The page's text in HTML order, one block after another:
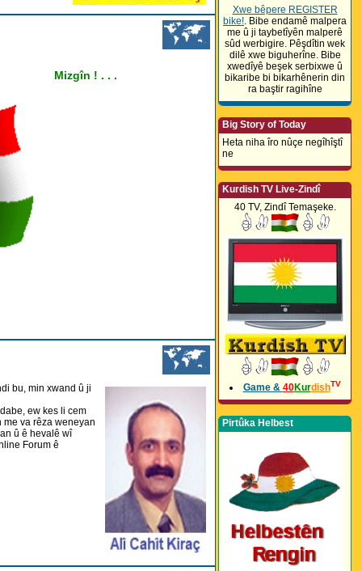
bu, min xwand û ji
ew kes li cem
va rêza weneyan
û ê hevalê wî
Forum ê
KURDISTAN (0)
· PDK-XOYBUN Sedsalîya
Serok Mistefa Berzanî
Pîroz Dike.(0)
· Gelê Kurd Lawê Xway
Hêja Hemreş Reşoyê
Dilovan Wenda Kir.(0)
·
pdk-Xoybun.com hat
hackkirin(0)
Xwe bêpere REGISTER
bike!. Bibe endamê malpera
me û ji taybetîyên malperê
sûd werbigire. Pêşdîtin wek
dilê xwe biguherîne. Bibe
xwedîyê beşek serbixwe û
bikaribe bi bikarhênerin din
ra baştir ragihîne
Big Story of Today
Heta niha îro nûçe negîhîştî
ne
Kurdish TV Live-Zindî
40 TV, Zindî Temaşeke.
Game & 40KurdishTV
Pirtûka Helbest